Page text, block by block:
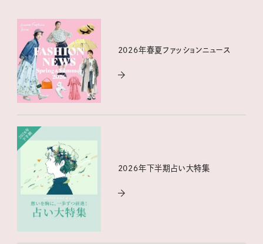
2026年春夏ファッションニュース
2026年下半期占い大特集